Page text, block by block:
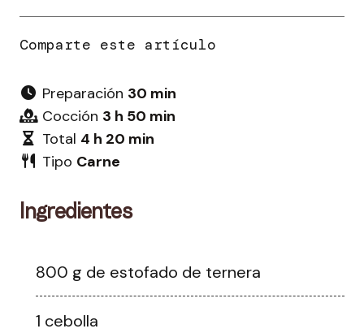
Preparación 30 min
Cocción 3 h 50 min
Total 4 h 20 min
Tipo Carne
Ingredientes
800 g de estofado de ternera
1 cebolla